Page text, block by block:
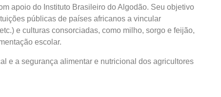
apoio do Instituto Brasileiro do Algodão. Seu objetivo
públicas de países africanos a vincular
e culturas consorciadas, como milho, sorgo e feijão,
escolar.
e a segurança alimentar e nutricional dos agricultores